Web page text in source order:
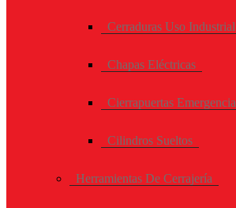
Cerraduras Uso Industrial
Chapas Eléctricas
Cierrapuertas Emergencia
Cilindros Sueltos
Herramientas De Cerrajería